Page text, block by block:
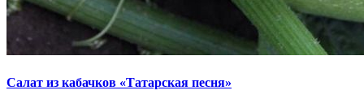
Салат из кабачков «Татарская песня»